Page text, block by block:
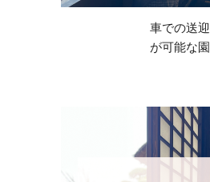
車での送迎
が可能な園